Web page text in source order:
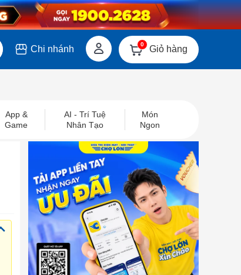
Chi nhánh 0 Giỏ hàng
App &
Game
AI - Trí Tuệ
Nhân Tạo
Món
Ngon